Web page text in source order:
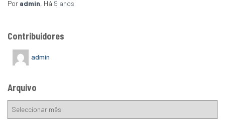
Por admin, Há 9 anos
Contribuidores
admin
Arquivo